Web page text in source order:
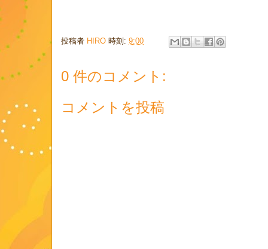
投稿者 HIRO 時刻: 9:00
0 件のコメント:
コメントを投稿